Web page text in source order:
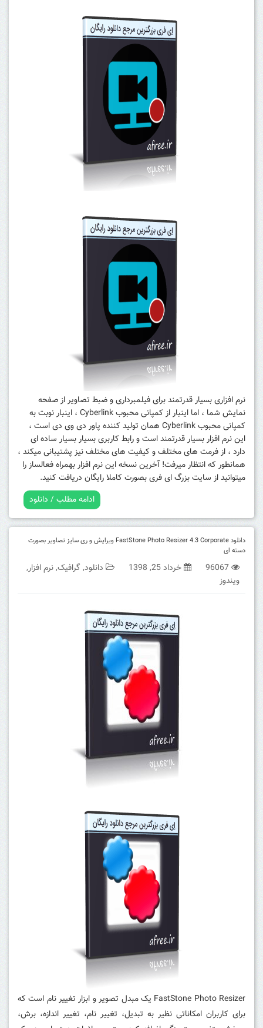
نرم افزاری بسیار قدرتمند برای فیلمبرداری و ضبط تصاویر از صفحه
نمایش شما ، اما اینبار از کمپانی محبوب Cyberlink ، اینبار نوبت به
کمپانی محبوب Cyberlink همان تولید کننده پاور دی وی دی است ،
این نرم افزار بسیار قدرتمند است و رابط کاربری بسیار بسیار ساده ای
دارد ، از فرمت های مختلف و کیفیت های مختلف نیز پشتیبانی میکند ،
همانطور که انتظار میرفت! آخرین نسخه این نرم افزار بهمراه فعالساز را
میتوانید از سایت بزرگ ای فری بصورت کاملا رایگان دریافت کنید.
ادامه مطلب / دانلود
دانلود FastStone Photo Resizer 4.3 Corporate ویرایش و ری سایز تصاویر بصورت
دسته ای
96067 خرداد 25, 1398 دانلود, گرافیک,نرم افزار,
ویندوز
FastStone Photo Resizer یک مبدل تصویر و ابزار تغییر نام است که
برای کاربران امکاناتی نظیر به تبدیل، تغییر نام، تغییر اندازه، برش،